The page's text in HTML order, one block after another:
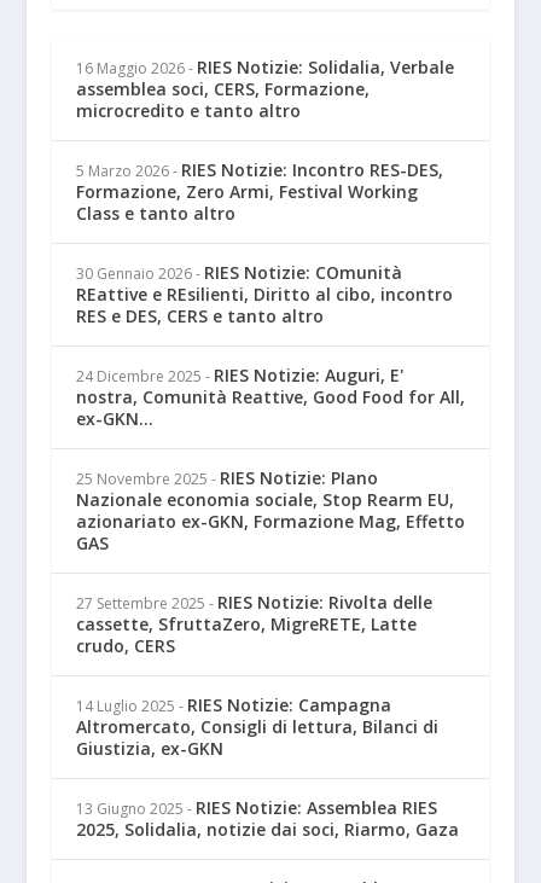
16 Maggio 2026 - RIES Notizie: Solidalia, Verbale
assemblea soci, CERS, Formazione,
microcredito e tanto altro
5 Marzo 2026 - RIES Notizie: Incontro RES-DES,
Formazione, Zero Armi, Festival Working
Class e tanto altro
30 Gennaio 2026 - RIES Notizie: COmunità
REattive e REsilienti, Diritto al cibo, incontro
RES e DES, CERS e tanto altro
24 Dicembre 2025 - RIES Notizie: Auguri, E'
nostra, Comunità Reattive, Good Food for All,
ex-GKN...
25 Novembre 2025 - RIES Notizie: PIano
Nazionale economia sociale, Stop Rearm EU,
azionariato ex-GKN, Formazione Mag, Effetto
GAS
27 Settembre 2025 - RIES Notizie: Rivolta delle
cassette, SfruttaZero, MigreRETE, Latte
crudo, CERS
14 Luglio 2025 - RIES Notizie: Campagna
Altromercato, Consigli di lettura, Bilanci di
Giustizia, ex-GKN
13 Giugno 2025 - RIES Notizie: Assemblea RIES
2025, Solidalia, notizie dai soci, Riarmo, Gaza